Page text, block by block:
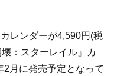
レンダーが4,590円(税
：スターレイル』カ
2月に発売予定となって